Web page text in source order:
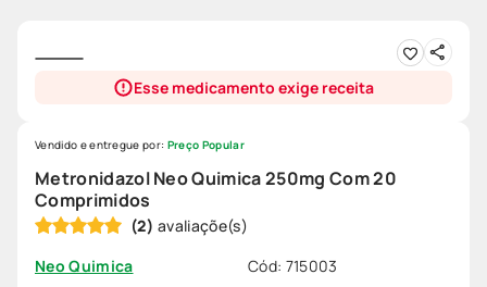
Esse medicamento exige receita
Metronidazol Neo Quimica 250mg Com 20
Comprimidos
(2)
Neo Quimica
Cód: 715003
Vendido e entregue por: Preço Popular